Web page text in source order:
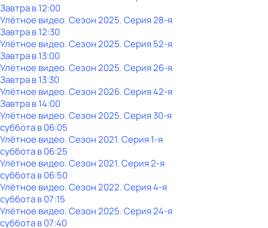
Завтра в 12:00
Улётное видео. Сезон 2025. Серия 28-я
Завтра в 12:30
Улётное видео. Сезон 2025. Серия 52-я
Завтра в 13:00
Улётное видео. Сезон 2025. Серия 26-я
Завтра в 13:30
Улётное видео. Сезон 2026. Серия 42-я
Завтра в 14:00
Улётное видео. Сезон 2025. Серия 30-я
субботав06:05
Улётное видео. Сезон 2021. Серия 1-я
субботав06:25
Улётное видео. Сезон 2021. Серия 2-я
субботав06:50
Улётное видео. Сезон 2022. Серия 4-я
субботав07:15
Улётное видео. Сезон 2025. Серия 24-я
субботав07:40